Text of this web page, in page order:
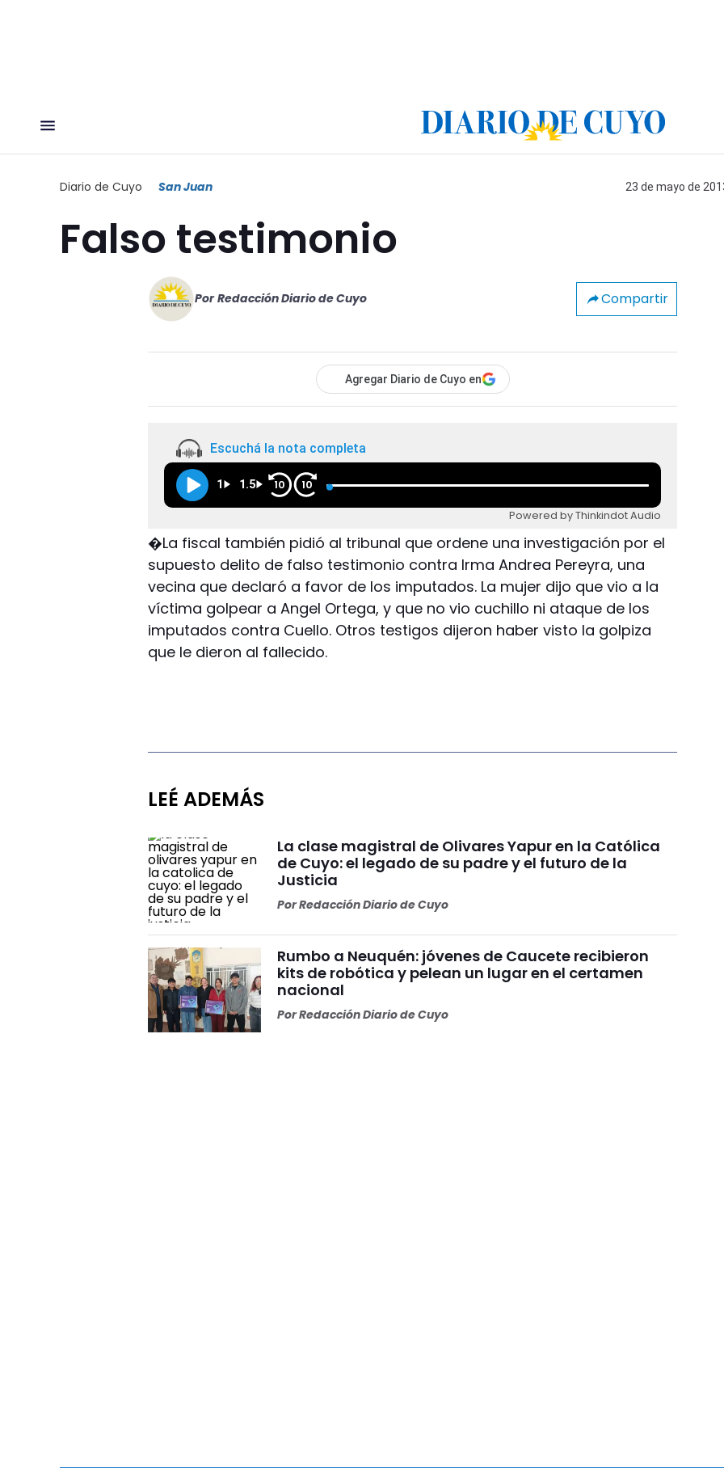
Diario de Cuyo San Juan 23 de mayo de
Falso testimonio
Por Redacción Diario de Cuyo Compartir
Agregar Diario de Cuyo en
Escuchá la nota completa
1 1.5 10 10
Powered by Thinkindot Audio
�La fiscal también pidió al tribunal que ordene una investigación por el
supuesto delito de falso testimonio contra Irma Andrea Pereyra, una
vecina que declaró a favor de los imputados. La mujer dijo que vio a la
víctima golpear a Angel Ortega, y que no vio cuchillo ni ataque de los
imputados contra Cuello. Otros testigos dijeron haber visto la golpiza
que le dieron al fallecido.
LEÉ ADEMÁS
La clase magistral de Olivares Yapur en la Católica
de Cuyo: el legado de su padre y el futuro de la
Justicia
PorRedacción Diario de Cuyo
Rumbo a Neuquén: jóvenes de Caucete recibieron
kits de robótica y pelean un lugar en el certamen
nacional
PorRedacción Diario de Cuyo